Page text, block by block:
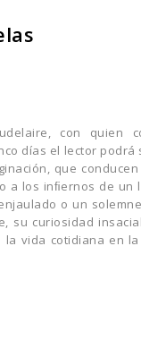
con quien
días el lector
que
a los inﬁernos de un
o un
su curiosidad
vida cotidiana en